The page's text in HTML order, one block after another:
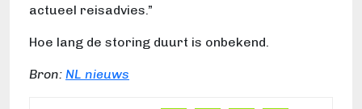
actueel reisadvies.”
Hoe lang de storing duurt is onbekend.
Bron: NL nieuws